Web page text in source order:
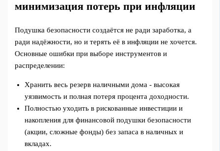
минимизация потерь при инфляции
Подушка безопасности создаётся не ради заработка, а
ради надёжности, но и терять её в инфляции не хочется.
Основные ошибки при выборе инструментов и
распределении:
Хранить весь резерв наличными дома - высокая
уязвимость и полная потеря процента доходности.
Полностью уходить в рискованные инвестиции и
накопления для финансовой подушки безопасности
(акции, сложные фонды) без запаса в наличных и
вкладах.